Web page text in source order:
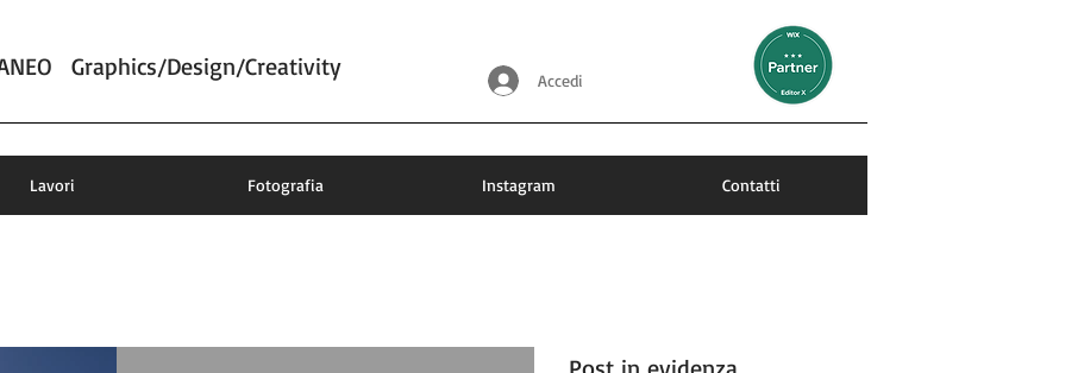
Graphics/Design/Creativity Accedi
Lavori Fotografia Instagram Contatti